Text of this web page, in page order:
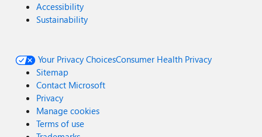
Accessibility
Sustainability
Your Privacy ChoicesConsumer Health Privacy
Sitemap
Contact Microsoft
Privacy
Manage cookies
Terms of use